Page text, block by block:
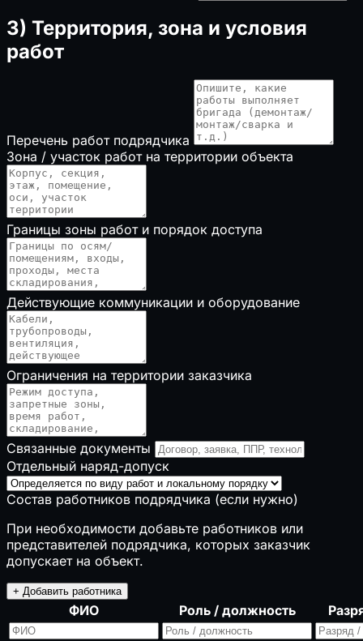
3) Территория, зона и условия
работ
Перечень работ подрядчика
Зона / участок работ на территории объекта
Границы зоны работ и порядок доступа
Действующие коммуникации и оборудование
Ограничения на территории заказчика
Связанные документы
Отдельный наряд-допуск
Состав работников подрядчика (если нужно)
При необходимости добавьте работников или
представителей подрядчика, которых заказчик
допускает на объект.
+ Добавить работника
ФИО Роль / должность